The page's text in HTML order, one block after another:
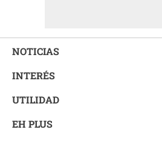
NOTICIAS
INTERÉS
UTILIDAD
EH PLUS